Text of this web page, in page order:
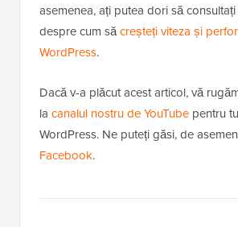
asemenea, ați putea dori să
despre cum săcreșteți viteza și
WordPress.
Dacă v-a plăcut acest articol, vă
la canalul nostru de YouTube pentru
WordPress. Ne puteți găsi, de
Facebook.